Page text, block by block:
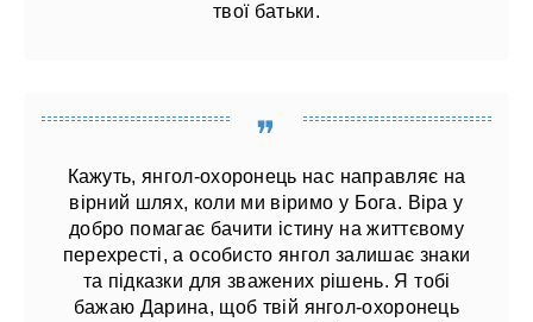
твої батьки.
Кажуть, янгол-охоронець нас направляє на
вірний шлях, коли ми віримо у Бога. Віра у
добро помагає бачити істину на життєвому
перехресті, а особисто янгол залишає знаки
та підказки для зважених рішень. Я тобі
бажаю Дарина, щоб твій янгол-охоронець